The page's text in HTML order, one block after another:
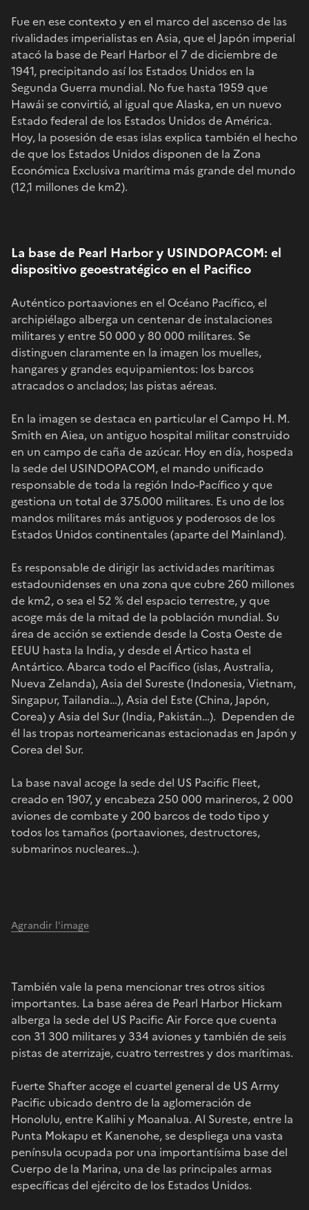
Fue en ese contexto y en el marco del ascenso de las
rivalidades imperialistas en Asia, que el Japón imperial
atacó la base de Pearl Harbor el 7 de diciembre de
1941, precipitando así los Estados Unidos en la
Segunda Guerra mundial. No fue hasta 1959 que
Hawái se convirtió, al igual que Alaska, en un nuevo
Estado federal de los Estados Unidos de América.
Hoy, la posesión de esas islas explica también el hecho
de que los Estados Unidos disponen de la Zona
Económica Exclusiva marítima más grande del mundo
(12,1 millones de km2).
La base de Pearl Harbor y USINDOPACOM: el
dispositivo geoestratégico en el Pacifico
Auténtico portaaviones en el Océano Pacífico, el
archipiélago alberga un centenar de instalaciones
militares y entre 50 000 y 80 000 militares. Se
distinguen claramente en la imagen los muelles,
hangares y grandes equipamientos: los barcos
atracados o anclados; las pistas aéreas.
En la imagen se destaca en particular el Campo H. M.
Smith en Aiea, un antiguo hospital militar construido
en un campo de caña de azúcar. Hoy en día, hospeda
la sede del USINDOPACOM, el mando unificado
responsable de toda la región Indo-Pacífico y que
gestiona un total de 375.000 militares. Es uno de los
mandos militares más antiguos y poderosos de los
Estados Unidos continentales (aparte del Mainland).
Es responsable de dirigir las actividades marítimas
estadounidenses en una zona que cubre 260 millones
de km2, o sea el 52 % del espacio terrestre, y que
acoge más de la mitad de la población mundial. Su
área de acción se extiende desde la Costa Oeste de
EEUU hasta la India, y desde el Ártico hasta el
Antártico. Abarca todo el Pacífico (islas, Australia,
Nueva Zelanda), Asia del Sureste (Indonesia, Vietnam,
Singapur, Tailandia…), Asia del Este (China, Japón,
Corea) y Asia del Sur (India, Pakistán…). Dependen de
él las tropas norteamericanas estacionadas en Japón y
Corea del Sur.
La base naval acoge la sede del US Pacific Fleet,
creado en 1907, y encabeza 250 000 marineros, 2 000
aviones de combate y 200 barcos de todo tipo y
todos los tamaños (portaaviones, destructores,
submarinos nucleares…).
Agrandir l'image
También vale la pena mencionar tres otros sitios
importantes. La base aérea de Pearl Harbor Hickam
alberga la sede del US Pacific Air Force que cuenta
con 31 300 militares y 334 aviones y también de seis
pistas de aterrizaje, cuatro terrestres y dos marítimas.
Fuerte Shafter acoge el cuartel general de US Army
Pacific ubicado dentro de la aglomeración de
Honolulu, entre Kalihi y Moanalua. Al Sureste, entre la
Punta Mokapu et Kanenohe, se despliega una vasta
península ocupada por una importantísima base del
Cuerpo de la Marina, una de las principales armas
específicas del ejército de los Estados Unidos.